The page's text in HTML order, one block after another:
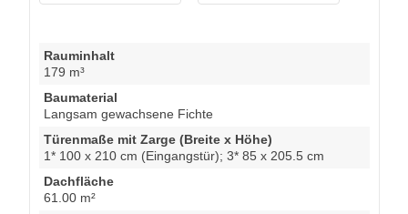
Rauminhalt
179 m³
Baumaterial
Langsam gewachsene Fichte
Türenmaße mit Zarge (Breite x Höhe)
1* 100 x 210 cm (Eingangstür); 3* 85 x 205.5 cm
Dachfläche
61.00 m²